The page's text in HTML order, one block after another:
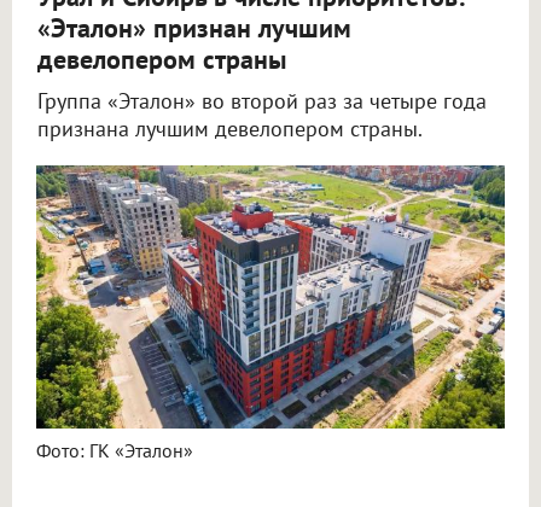
«Эталон» признан лучшим
девелопером страны
Группа «Эталон» во второй раз за четыре года
признана лучшим девелопером страны.
Фото: ГК «Эталон»